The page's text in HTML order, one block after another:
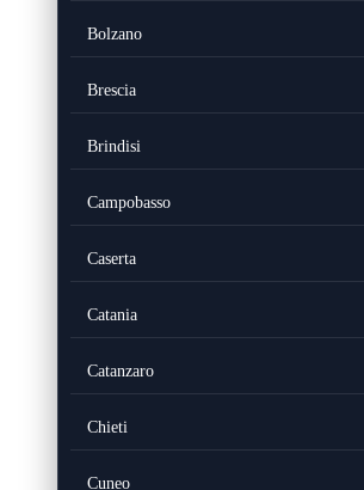
Bolzano
Brescia
Brindisi
Campobasso
Caserta
Catania
Catanzaro
Chieti
Cuneo